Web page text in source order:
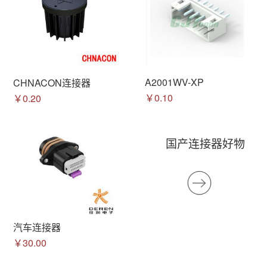
CHNACON连接器
￥0.20
A2001WV-XP
￥0.10
汽车连接器
￥30.00
国产连接器好物